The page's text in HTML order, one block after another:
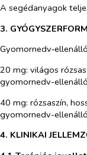
A segédanyagok
3.
20 mg: világos
gyomornedv-
40 mg: rózsaszín,
gyomornedv-
4. KLINIKAI